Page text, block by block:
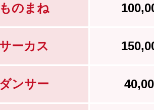
ものまね
サーカス
ダンサー